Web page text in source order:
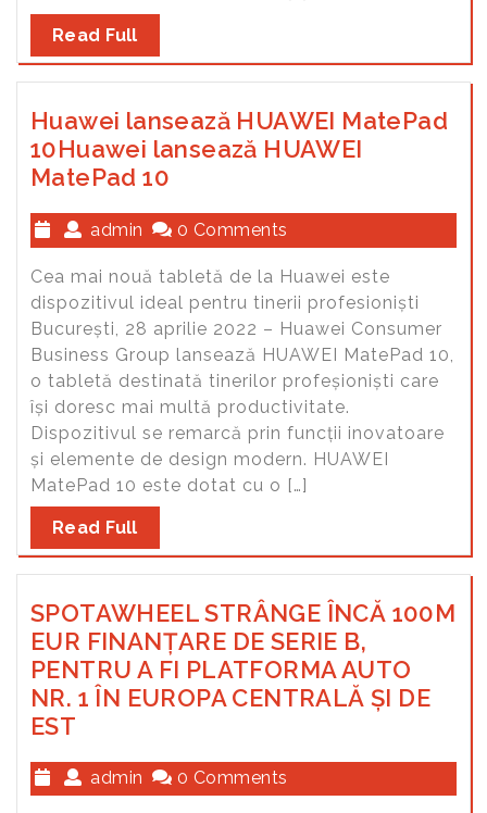
Read Full
Huawei lansează HUAWEI MatePad
10Huawei lansează HUAWEI
MatePad 10
admin 0 Comments
Cea mai nouă tabletă de la Huawei este
dispozitivul ideal pentru tinerii profesioniști
București, 28 aprilie 2022 – Huawei Consumer
Business Group lansează HUAWEI MatePad 10,
o tabletă destinată tinerilor profeșioniști care
își doresc mai multă productivitate.
Dispozitivul se remarcă prin funcții inovatoare
și elemente de design modern. HUAWEI
MatePad 10 este dotat cu o […]
Read Full
SPOTAWHEEL STRÂNGE ÎNCĂ 100M
EUR FINANȚARE DE SERIE B,
PENTRU A FI PLATFORMA AUTO
NR. 1 ÎN EUROPA CENTRALĂ ȘI DE
EST
admin 0 Comments